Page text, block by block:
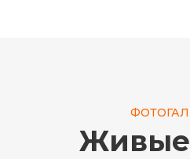
Живые